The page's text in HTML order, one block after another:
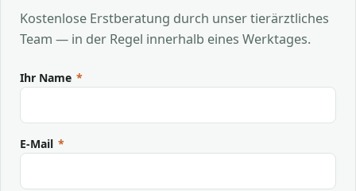
Kostenlose Erstberatung durch unser tierärztliches
Team — in der Regel innerhalb eines Werktages.
Ihr Name *
E-Mail *